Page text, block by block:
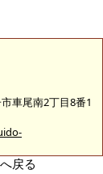
車尾南2丁目8番1
戻る